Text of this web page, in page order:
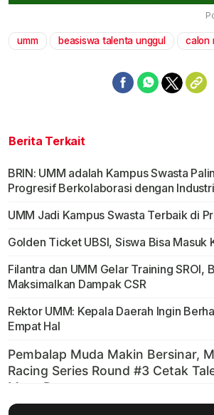
umm beasiswa talenta unggul calon
Berita Terkait
BRIN: UMM adalah Kampus Swasta
Progresif Berkolaborasi dengan Industri
UMM Jadi Kampus Swasta Terbaik di
Golden Ticket UBSI, Siswa Bisa Masuk
Filantra dan UMM Gelar Training SROI,
Maksimalkan Dampak CSR
Rektor UMM: Kepala Daerah Ingin
Empat Hal